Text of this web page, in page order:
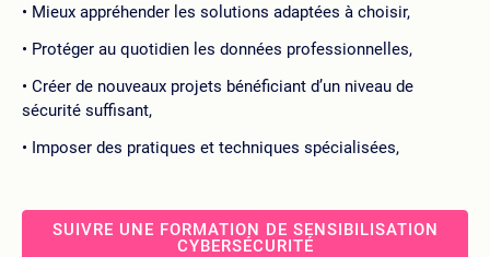
Mieux appréhender les solutions adaptées à choisir,
Protéger au quotidien les données professionnelles,
Créer de nouveaux projets bénéficiant d’un niveau de
sécurité suffisant,
Imposer des pratiques et techniques spécialisées,
SUIVRE UNE FORMATION DE SENSIBILISATION
CYBERSÉCURITÉ